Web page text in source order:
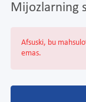
Mijozlarning
Afsuski, bu
emas.